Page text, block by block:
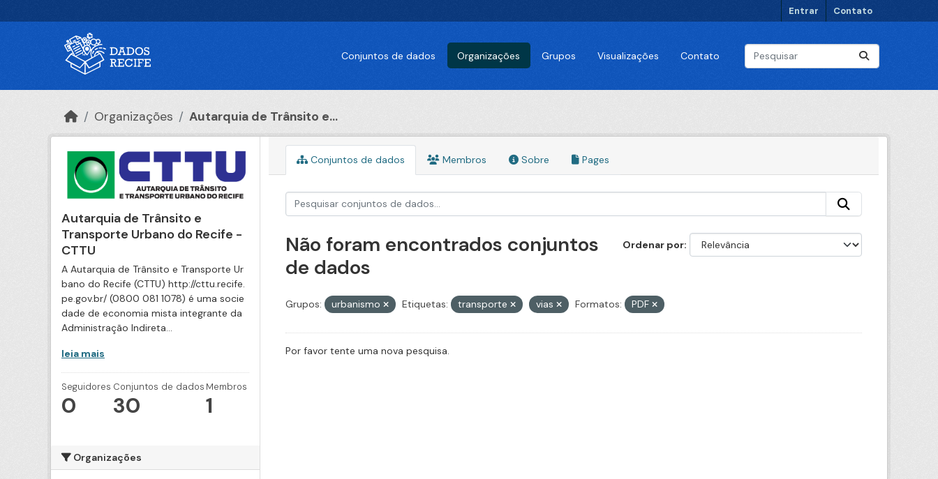
Entrar Contato
Conjuntos de dados Organizações Grupos Visualizações Contato
Organizações Autarquia de Trânsito e...
Autarquia de Trânsito e
Transporte Urbano do Recife -
CTTU
A Autarquia de Trânsito e Transporte Ur
bano do Recife (CTTU) http://cttu.recife.
pe.gov.br/ (0800 081 1078) é uma socie
dade de economia mista integrante da
Administração Indireta...
leia mais
Seguidores
0
Conjuntos de dados
30
Membros
1
Organizações
Conjuntos de dados Membros Sobre Pages
Ordenar por
Não foram encontrados conjuntos
de dados
Grupos: urbanismo Etiquetas: transporte vias Formatos: PDF
Por favor tente uma nova pesquisa.